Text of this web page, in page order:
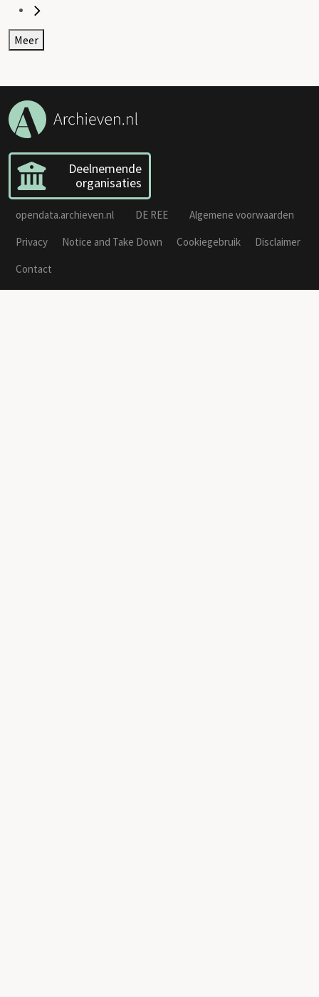
Meer
Deelnemende
organisaties
opendata.archieven.nl DE REE
Algemene voorwaarden
Privacy
Notice and Take Down Cookiegebruik
Disclaimer
Contact